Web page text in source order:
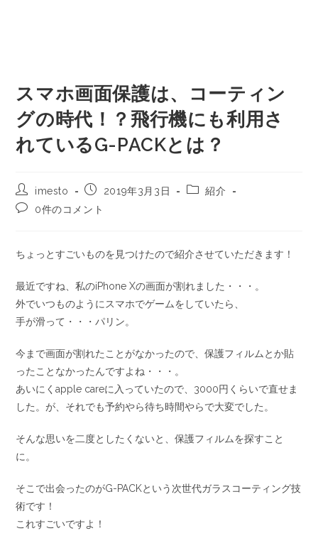
スマホ画面保護は、コーティン
グの時代！？飛行機にも利用さ
れているG-PACKとは？
imesto 2019年3月3日
紹介
0件のコメント
ちょっとすごいものを見つけたので紹介させていただきます！
最近ですね、私のiPhone Xの画面が割れました・・・。
外でいつものようにスマホでゲームをしていたら、
手が滑って・・・パリン。
今まで画面が割れたことがなかったので、保護フィルムとか貼
ったことなかったんですよね・・・。
あいにくapple careに入っていたので、3000円くらいで直せま
した。が、それでも予約やら待ち時間やらで大変でした。
そんな思いを二度としたくないと、保護フィルムを探すこと
に。
そこで出会ったのがG-PACKという次世代ガラスコーティング技
術です！
これすごいですよ！